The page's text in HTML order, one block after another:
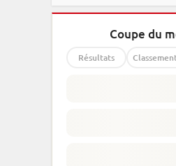
Coupe du
Résultats